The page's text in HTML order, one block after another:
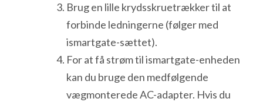
Brug en lille krydsskruetrækker til at
forbinde ledningerne (følger med
ismartgate-sættet).
For at få strøm til ismartgate-enheden
kan du bruge den medfølgende
vægmonterede AC-adapter. Hvis du